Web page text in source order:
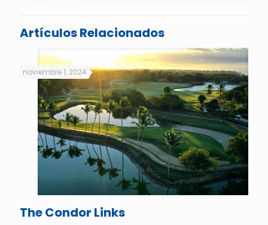
Artículos Relacionados
noviembre 1, 2024
The Condor Links